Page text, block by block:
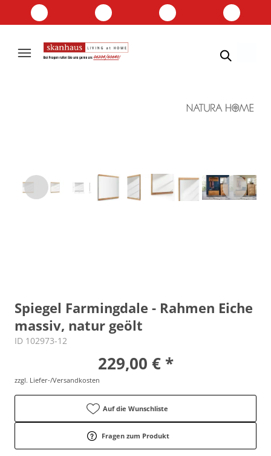
Spiegel Farmingdale - Rahmen Eiche
massiv, natur geölt
ID 102973-12
229,00 € *
zzgl. Liefer-/Versandkosten
Auf die Wunschliste
Fragen zum Produkt